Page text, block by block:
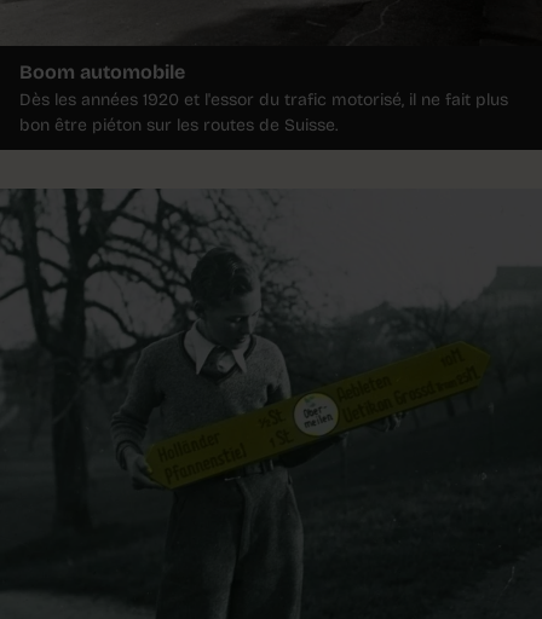
Boom automobile
Dès les années 1920 et l'essor du trafic motorisé, il ne fait plus
bon être piéton sur les routes de Suisse.